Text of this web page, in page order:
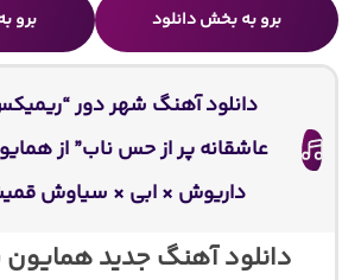
برو به بخش دانلود برو
دانلود آهنگ شهر دور
عاشقانه پر از حس ناب” از
داریوش × ابی × سیاوش
دانلود آهنگ جدید